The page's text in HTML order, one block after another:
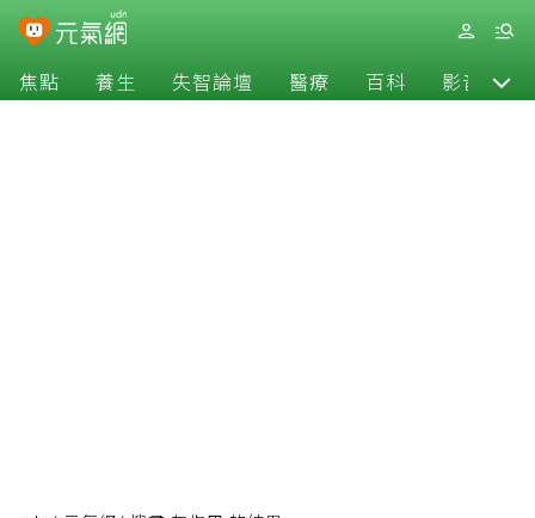
焦點 養生 失智論壇 醫療 百科 影音